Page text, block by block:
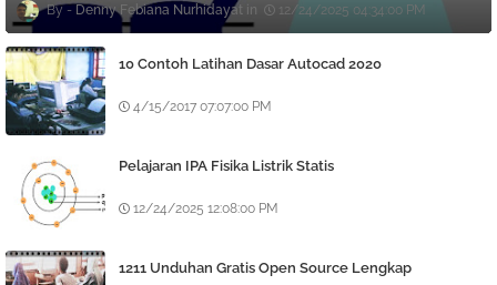
Denny Febiana Nurhidayat 12/24/2025 04:34:00 PM
10 Contoh Latihan Dasar Autocad 2020
4/15/2017 07:07:00 PM
Pelajaran IPA Fisika Listrik Statis
12/24/2025 12:08:00 PM
1211 Unduhan Gratis Open Source Lengkap